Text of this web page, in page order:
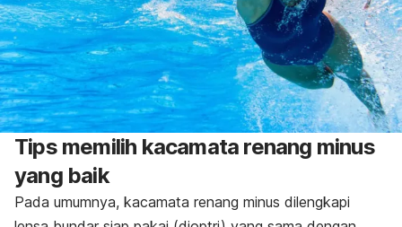
Tips memilih kacamata renang minus
yang baik
Pada umumnya, kacamata renang minus dilengkapi